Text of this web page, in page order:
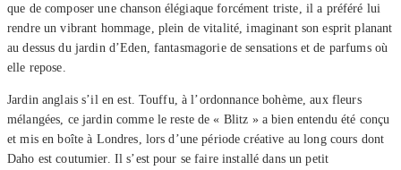
que de composer une chanson élégiaque forcément triste, il a préféré lui
rendre un vibrant hommage, plein de vitalité, imaginant son esprit planant
au dessus du jardin d’Eden, fantasmagorie de sensations et de parfums où
elle repose.
Jardin anglais s’il en est. Touffu, à l’ordonnance bohème, aux fleurs
mélangées, ce jardin comme le reste de « Blitz » a bien entendu été conçu
et mis en boîte à Londres, lors d’une période créative au long cours dont
Daho est coutumier. Il s’est pour se faire installé dans un petit